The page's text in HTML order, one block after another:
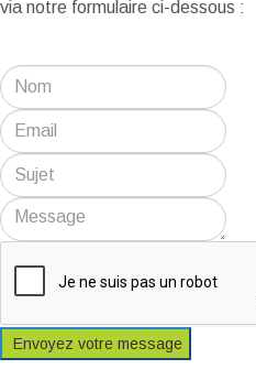
via notre formulaire ci-dessous :
Envoyez votre message